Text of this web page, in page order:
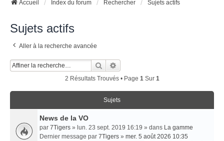
Accueil Index du forum Rechercher Sujets actifs
Sujets actifs
Aller à la recherche avancée
Rechercher
2 Résultats Trouvés • Page 1Sur 1
Sujets
News de la VO
par 7Tigers » lun. 23 sept. 2019 16:19 » dans La gamme
Dernier message par 7Tigers » mer. 5 août 2026 10:35